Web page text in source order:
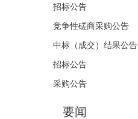
招标公告
竞争性磋商采购公告
中标（成交）结果公告
招标公告
采购公告
要闻